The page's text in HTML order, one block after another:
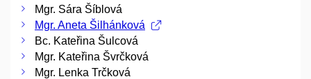
Mgr. Sára Šíblová
Mgr. Aneta Šilhánková
Bc. Kateřina Šulcová
Mgr. Kateřina Švrčková
Mgr. Lenka Trčková